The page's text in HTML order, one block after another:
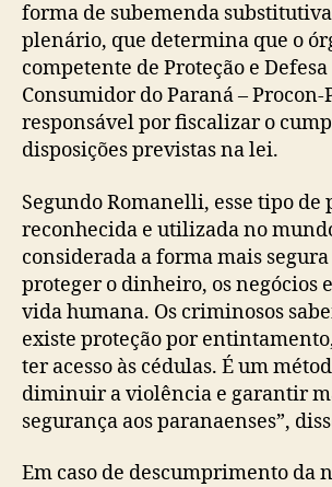
forma de subemenda
plenário, que determina que o
competente de Proteção e Defesa
Consumidor do Paraná – Procon-
responsável por fiscalizar o
disposições previstas na lei.
Segundo Romanelli, esse tipo de
reconhecida e utilizada no
considerada a forma mais
proteger o dinheiro, os negócios
vida humana. Os criminosos
existe proteção por
ter acesso às cédulas. É um
diminuir a violência e garantir
segurança aos paranaenses”,
Em caso de descumprimento da